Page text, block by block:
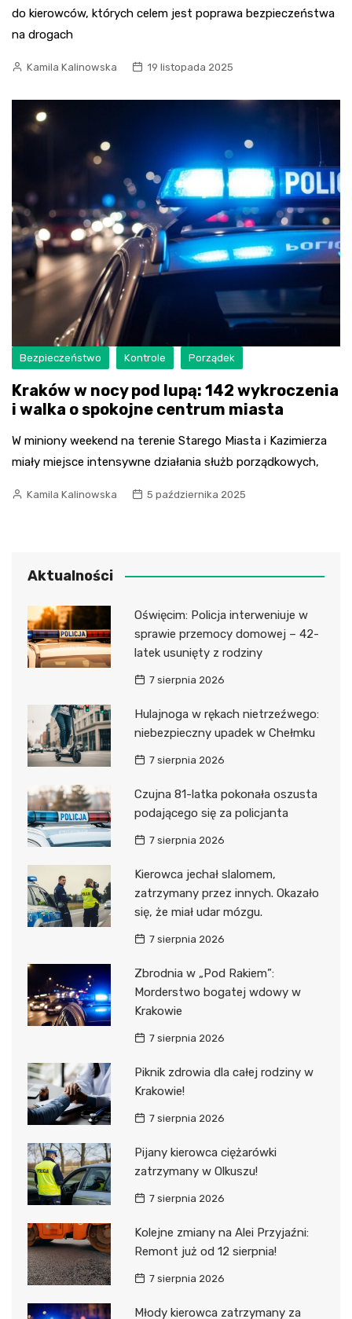
do kierowców, których celem jest poprawa bezpieczeństwa
na drogach
Kamila Kalinowska 19 listopada 2025
Bezpieczeństwo Kontrole Porządek
Kraków w nocy pod lupą: 142 wykroczenia
i walka o spokojne centrum miasta
W miniony weekend na terenie Starego Miasta i Kazimierza
miały miejsce intensywne działania służb porządkowych,
Kamila Kalinowska 5 października 2025
Aktualności
Oświęcim: Policja interweniuje w
sprawie przemocy domowej – 42-
latek usunięty z rodziny
7 sierpnia 2026
Hulajnoga w rękach nietrzeźwego:
niebezpieczny upadek w Chełmku
7 sierpnia 2026
Czujna 81-latka pokonała oszusta
podającego się za policjanta
7 sierpnia 2026
Kierowca jechał slalomem,
zatrzymany przez innych. Okazało
się, że miał udar mózgu.
7 sierpnia 2026
Zbrodnia w „Pod Rakiem”:
Morderstwo bogatej wdowy w
Krakowie
7 sierpnia 2026
Piknik zdrowia dla całej rodziny w
Krakowie!
7 sierpnia 2026
Pijany kierowca ciężarówki
zatrzymany w Olkuszu!
7 sierpnia 2026
Kolejne zmiany na Alei Przyjaźni:
Remont już od 12 sierpnia!
7 sierpnia 2026
Młody kierowca zatrzymany za